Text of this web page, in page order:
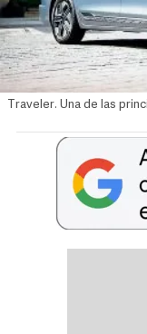
Traveler. Una de las